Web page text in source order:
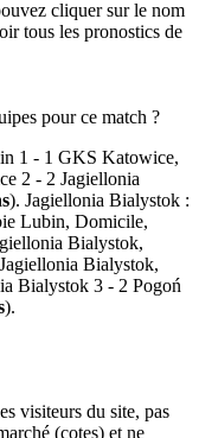
cliquer sur le nom
tous les pronostics de
pour ce match ?
1 - 1 GKS Katowice,
2 - 2 Jagiellonia
). Jagiellonia Bialystok :
Lubin, Domicile,
Bialystok,
Bialystok,
Bialystok 3 - 2 Pogoń
).
visiteurs du site, pas
(cotes) et ne